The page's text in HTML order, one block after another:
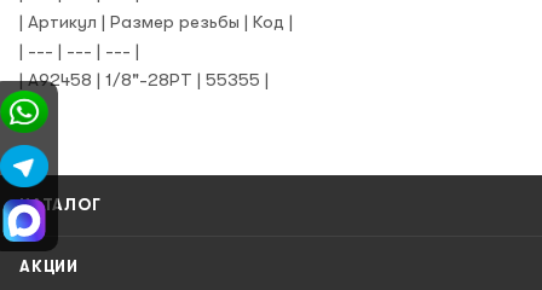
| Артикул | Размер резьбы | Код |
| --- | --- | --- |
| A92458 | 1/8"-28PT | 55355 |
КАТАЛОГ
АКЦИИ